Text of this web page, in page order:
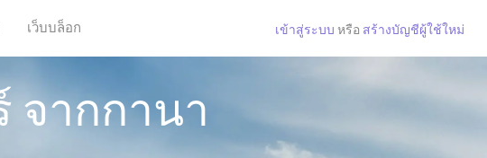
เว็บบล็อก เข้าสู่ระบบ หรือ สร้างบัญชีผู้ใช้ใหม่
จากกานา